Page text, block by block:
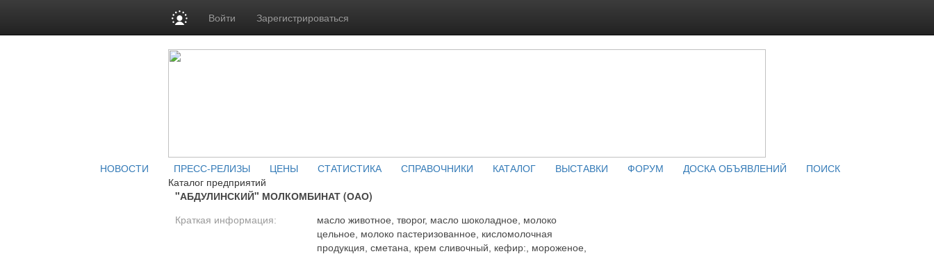
Войти Зарегистрироваться
НОВОСТИ ПРЕСС-РЕЛИЗЫ ЦЕНЫ СТАТИСТИКА СПРАВОЧНИКИ КАТАЛОГ ВЫСТАВКИ ФОРУМ ДОСКА ОБЪЯВЛЕНИЙ
ПОИСК
Каталог предприятий
"АБДУЛИНСКИЙ" МОЛКОМБИНАТ (ОАО)
Краткая информация:
масло животное, творог, масло шоколадное, молоко
цельное, молоко пастеризованное, кисломолочная
продукция, сметана, крем сливочный, кефир:, мороженое,